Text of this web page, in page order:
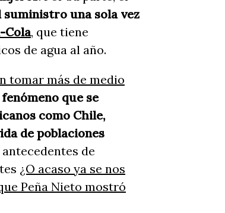
suministro una sola vez
Cola, que tiene
de agua al año.
tomar más de medio
fenómeno que se
como Chile,
de poblaciones
de
¿O acaso ya se nos
Peña Nieto mostró